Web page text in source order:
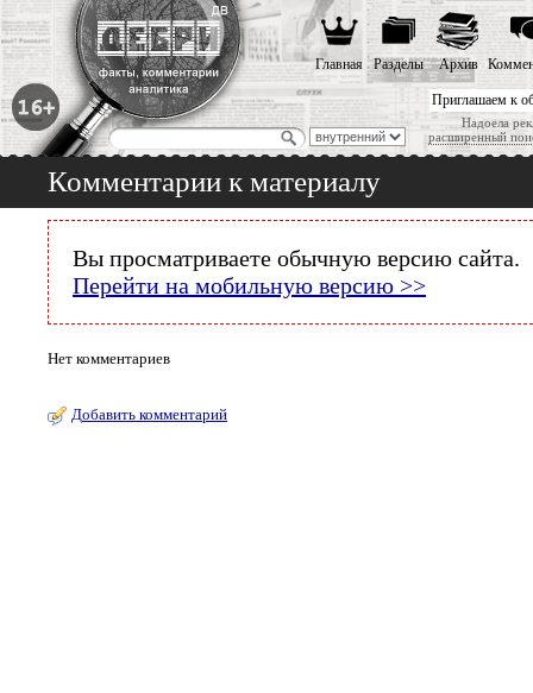
Приглашаем к
Надоела
расширенный
Главная Разделы Архив
Комментарии к материалу
Вы просматриваете обычную версию сайта.
Перейти на мобильную версию >>
Нет комментариев
Добавить комментарий